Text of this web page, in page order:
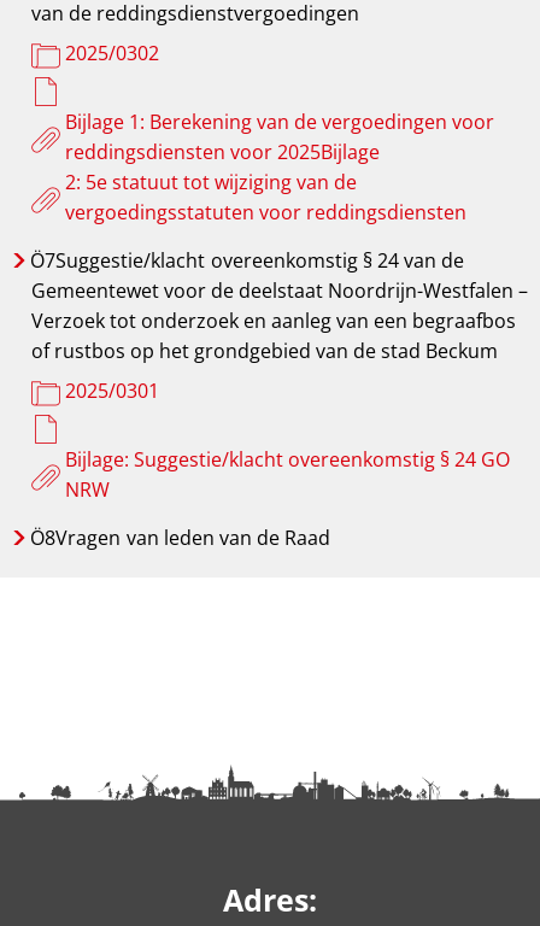
van de reddingsdienstvergoedingen
2025/0302
Bijlage 1: Berekening van de vergoedingen voor
reddingsdiensten voor 2025Bijlage
2: 5e statuut tot wijziging van de
vergoedingsstatuten voor reddingsdiensten
Ö7Suggestie/klacht overeenkomstig § 24 van de
Gemeentewet voor de deelstaat Noordrijn-Westfalen –
Verzoek tot onderzoek en aanleg van een begraafbos
of rustbos op het grondgebied van de stad Beckum
2025/0301
Bijlage: Suggestie/klacht overeenkomstig § 24 GO
NRW
Ö8Vragen van leden van de Raad
Adres: